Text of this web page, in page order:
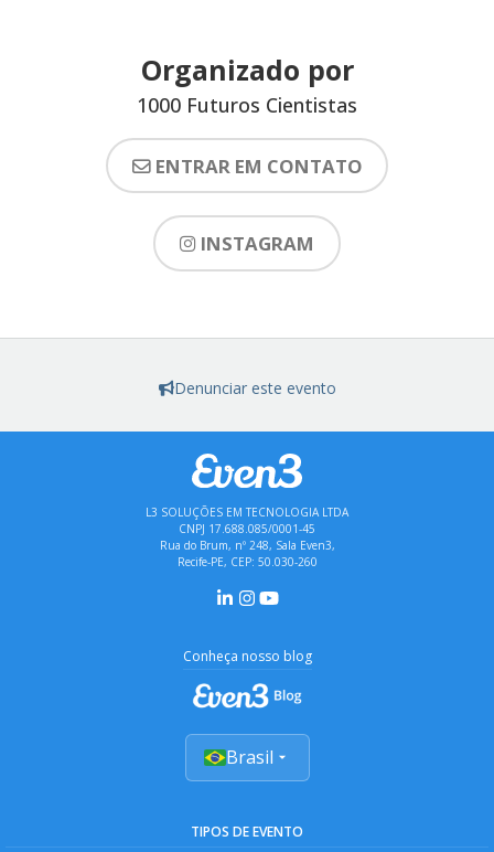
Organizado por
1000 Futuros Cientistas
ENTRAR EM CONTATO
INSTAGRAM
Denunciar este evento
L3 SOLUÇÕES EM TECNOLOGIA LTDA
CNPJ 17.688.085/0001-45
Rua do Brum, nº 248, Sala Even3,
Recife-PE, CEP: 50.030-260
Conheça nosso blog
Brasil
TIPOS DE EVENTO